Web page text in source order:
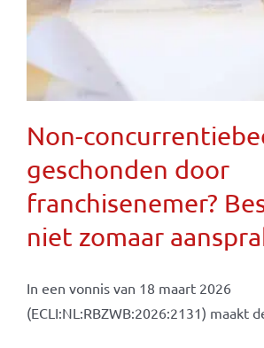
Non-
geschonden door
franchisenemer?
niet zomaar
In een vonnis van 18 maart 2026
(ECLI:NL:RBZWB:2026:2131) maakt